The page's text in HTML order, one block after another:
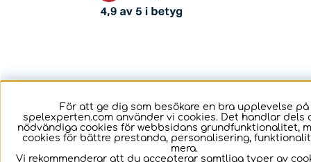
För att ge dig som besökare en bra upplevelse på
spelexperten.com använder vi cookies. Det handlar dels
nödvändiga cookies för webbsidans grundfunktionalitet,
cookies för bättre prestanda, personalisering,
mera.
Vi rekommenderar att du accepterar samtliga typer av